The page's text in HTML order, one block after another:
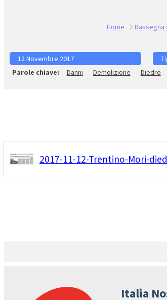
Home Rassegna
12 Novembre 2017
Danni
Demolizione Diedro
2017-11-12-Trentino-Mori-
Italia